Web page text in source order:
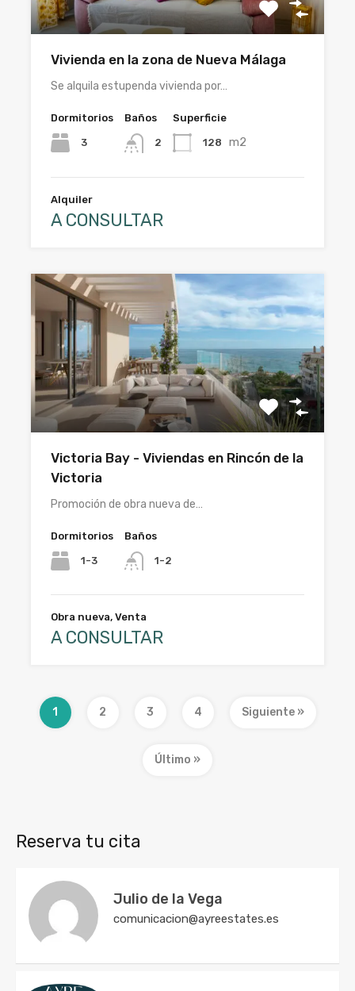
Vivienda en la zona de Nueva Málaga
Se alquila estupenda vivienda por…
Dormitorios
3
Baños
2
Superficie
128 m2
Alquiler
A CONSULTAR
Victoria Bay - Viviendas en Rincón de la
Victoria
Promoción de obra nueva de…
Dormitorios
1-3
Baños
1-2
Obra nueva, Venta
A CONSULTAR
1 2 3 4 Siguiente »
Último »
Reserva tu cita
Julio de la Vega
comunicacion@ayreestates.es